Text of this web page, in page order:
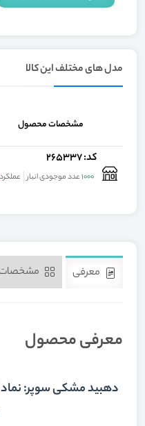
مدل های مختلف این کالا
مشخصات محصول
کد: 265337
1000عدد موجودی انبار عملکرد
معرفی
معرفی محصول
دهبید مشکی سوپر: